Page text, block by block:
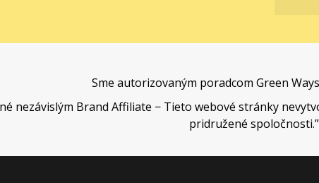
Sme autorizovaným poradcom Green
nezávislým Brand Affiliate − Tieto webové stránky
pridružené spoločnosti.”